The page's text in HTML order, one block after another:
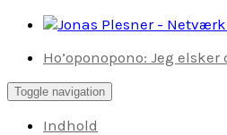
Skip
contentHo’oponopono: Jeg
Toggle navigation
Indhold